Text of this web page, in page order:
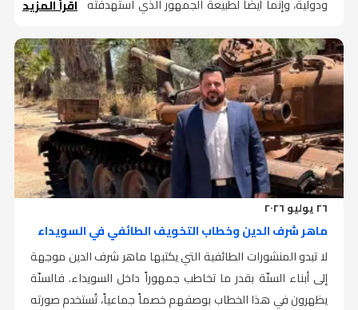
ودولية، وإنما أيضاً لطبيعة الجمهور الذي استهدفته المقابلة، إذ
كان فيها الخطاب الرسمي يتركز بدرجة أكبر على الشأن الداخلي.
وقدّم الرئيس خلال المقابلة رؤية متكاملة لسياسة سوريا الجديدة،
شملت أولويات إعادة بناء الدولة، والانفتاح على العالم، وإعادة
صياغة العلاقات الإقليمية، إلى جانب ملفات العدالة الانتقالية
والاقتصاد والعلاقات مع دول الجوار والقضايا الأمنية.
وفق القراءة الأولية لتفاعل الجمهور، حققت المقابلة، حضوراً
لافتاً لدى شريحة واسعة من المشاهدين العرب الذين لم يسبق
لهم متابعة الرئيس أحمد الشرع في مقابلة تلفزيونية مطولة
ومباشرة بهذا الشكل، وهو ما منح الحلقة أهمية تتجاوز حدود
الساحة السورية.
ويكتسب هذا الجانب أهمية خاصة بالنظر إلى أن الجمهور
اقرأ المزيد
٢٦ يوليو ٢٠٢٦
ماهر شرف الدين وخطاب التخويف الطائفي في السويداء
لا تبدو المنشورات الطائفية التي يكتبها ماهر شرف الدين موجهة
إلى أبناء السنّة بقدر ما تخاطب جمهوراً داخل السويداء. فالسنّة
يظهرون في هذا الخطاب بوصفهم خصماً جماعياً، تُستخدم صورته